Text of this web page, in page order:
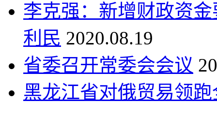
李克强：新增财政资
利民 2020.08.19
省委召开常委会会议
黑龙江省对俄贸易领